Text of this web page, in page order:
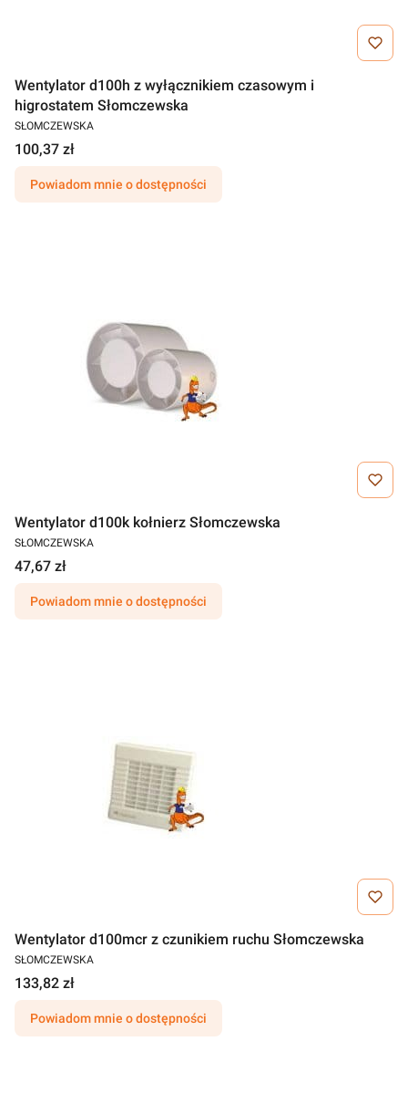
Wentylator d100h z wyłącznikiem czasowym i
higrostatem Słomczewska
SŁOMCZEWSKA
100,37 zł
Powiadom mnie o dostępności
Wentylator d100k kołnierz Słomczewska
SŁOMCZEWSKA
47,67 zł
Powiadom mnie o dostępności
Wentylator d100mcr z czunikiem ruchu Słomczewska
SŁOMCZEWSKA
133,82 zł
Powiadom mnie o dostępności